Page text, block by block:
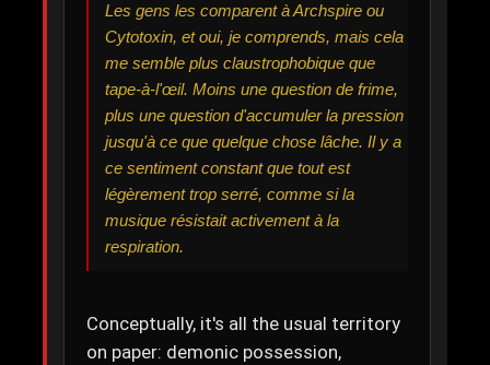
Les gens les comparent à Archspire ou
Cytotoxin, et oui, je comprends, mais cela
me semble plus claustrophobique que
tape-à-l'œil. Moins une question de frime,
plus une question d'accumuler la pression
jusqu'à ce que quelque chose lâche. Il y a
ce sentiment constant que tout est
légèrement trop serré, comme si la
musique résistait activement à la
respiration.
Conceptually, it's all the usual territory
on paper: demonic possession,